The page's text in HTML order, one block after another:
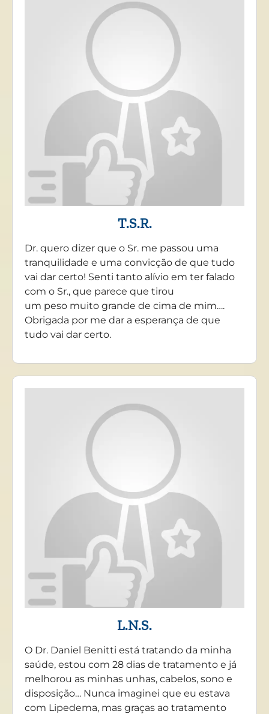
T.S.R.
Dr. quero dizer que o Sr. me passou uma
tranquilidade e uma convicção de que tudo
vai dar certo! Senti tanto alívio em ter falado
com o Sr., que parece que tirou
um peso muito grande de cima de mim….
Obrigada por me dar a esperança de que
tudo vai dar certo.
L.N.S.
O Dr. Daniel Benitti está tratando da minha
saúde, estou com 28 dias de tratamento e já
melhorou as minhas unhas, cabelos, sono e
disposição… Nunca imaginei que eu estava
com Lipedema, mas graças ao tratamento